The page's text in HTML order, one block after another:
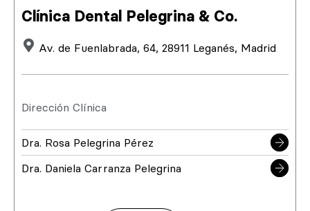
Clínica Dental Pelegrina & Co.
Av. de Fuenlabrada, 64, 28911 Leganés, Madrid
Dirección Clínica
Dra. Rosa Pelegrina Pérez
Dra. Daniela Carranza Pelegrina